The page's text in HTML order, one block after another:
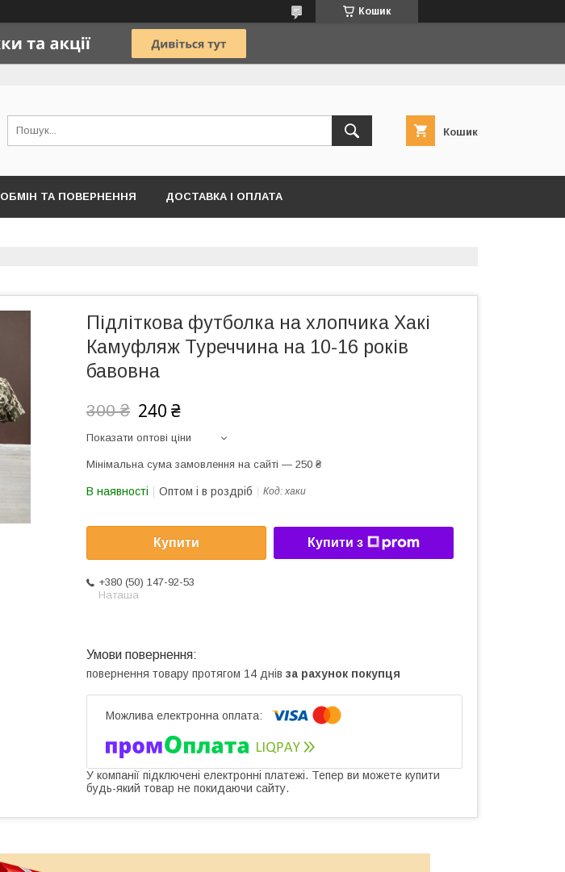
Кошик
Кошик
ОБМІН ТА ПОВЕРНЕННЯ ДОСТАВКА І ОПЛАТА
Підліткова футболка на хлопчика Хакі
Камуфляж Туреччина на 10-16 років
бавовна
300 ₴ 240 ₴
Показати оптові ціни
Мінімальна сума замовлення на сайті — 250 ₴
В наявності Оптом і в роздріб Код: хаки
Купити Купити з
+380 (50) 147-92-53
Наташа
повернення товару протягом 14 днів за рахунок покупця
У компанії підключені електронні платежі. Тепер ви можете купити
будь-який товар не покидаючи сайту.